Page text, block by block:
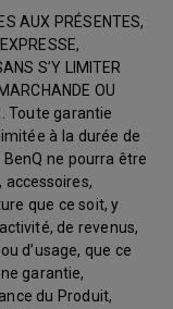
AUX PRÉSENTES,
S’Y LIMITER
OU
Toute garantie
à la durée de
ne pourra être
que ce soit, y
de revenus,
d’usage, que ce
garantie,
du Produit,